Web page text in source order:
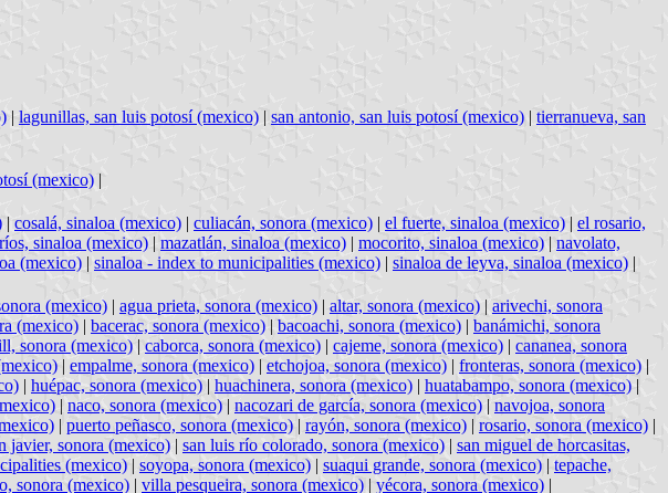
| lagunillas, san luis potosí (mexico) | san antonio, san luis potosí (mexico) | tierranueva, san
(mexico) |
| cosalá, sinaloa (mexico) | culiacán, sonora (mexico) | el fuerte, sinaloa (mexico) | el rosario,
sinaloa (mexico) | mazatlán, sinaloa (mexico) | mocorito, sinaloa (mexico) | navolato,
(mexico) | sinaloa - index to municipalities (mexico) | sinaloa de leyva, sinaloa (mexico) |
(mexico) | agua prieta, sonora (mexico) | altar, sonora (mexico) | arivechi, sonora
(mexico) | bacerac, sonora (mexico) | bacoachi, sonora (mexico) | banámichi, sonora
sonora (mexico) | caborca, sonora (mexico) | cajeme, sonora (mexico) | cananea, sonora
| empalme, sonora (mexico) | etchojoa, sonora (mexico) | fronteras, sonora (mexico) |
| huépac, sonora (mexico) | huachinera, sonora (mexico) | huatabampo, sonora (mexico) |
| naco, sonora (mexico) | nacozari de garcía, sonora (mexico) | navojoa, sonora
| puerto peñasco, sonora (mexico) | rayón, sonora (mexico) | rosario, sonora (mexico) |
javier, sonora (mexico) | san luis río colorado, sonora (mexico) | san miguel de horcasitas,
(mexico) | soyopa, sonora (mexico) | suaqui grande, sonora (mexico) | tepache,
sonora (mexico) | villa pesqueira, sonora (mexico) | yécora, sonora (mexico) |